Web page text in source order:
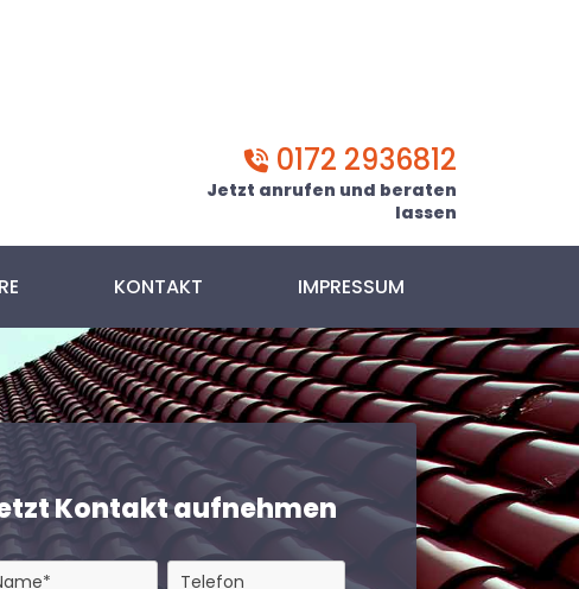
0172 2936812
Jetzt anrufen und beraten
lassen
KONTAKT IMPRESSUM
Kontakt aufnehmen